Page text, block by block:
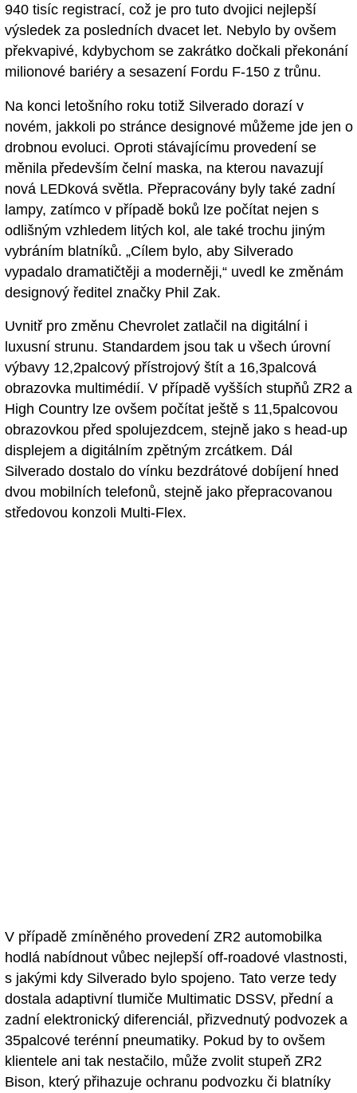
940 tisíc registrací, což je pro tuto dvojici nejlepší
výsledek za posledních dvacet let. Nebylo by ovšem
překvapivé, kdybychom se zakrátko dočkali překonání
milionové bariéry a sesazení Fordu F-150 z trůnu.
Na konci letošního roku totiž Silverado dorazí v
novém, jakkoli po stránce designové můžeme jde jen o
drobnou evoluci. Oproti stávajícímu provedení se
měnila především čelní maska, na kterou navazují
nová LEDková světla. Přepracovány byly také zadní
lampy, zatímco v případě boků lze počítat nejen s
odlišným vzhledem litých kol, ale také trochu jiným
vybráním blatníků. „Cílem bylo, aby Silverado
vypadalo dramatičtěji a moderněji,“ uvedl ke změnám
designový ředitel značky Phil Zak.
Uvnitř pro změnu Chevrolet zatlačil na digitální i
luxusní strunu. Standardem jsou tak u všech úrovní
výbavy 12,2palcový přístrojový štít a 16,3palcová
obrazovka multimédií. V případě vyšších stupňů ZR2 a
High Country lze ovšem počítat ještě s 11,5palcovou
obrazovkou před spolujezdcem, stejně jako s head-up
displejem a digitálním zpětným zrcátkem. Dál
Silverado dostalo do vínku bezdrátové dobíjení hned
dvou mobilních telefonů, stejně jako přepracovanou
středovou konzoli Multi-Flex.
V případě zmíněného provedení ZR2 automobilka
hodlá nabídnout vůbec nejlepší off-roadové vlastnosti,
s jakými kdy Silverado bylo spojeno. Tato verze tedy
dostala adaptivní tlumiče Multimatic DSSV, přední a
zadní elektronický diferenciál, přizvednutý podvozek a
35palcové terénní pneumatiky. Pokud by to ovšem
klientele ani tak nestačilo, může zvolit stupeň ZR2
Bison, který přihazuje ochranu podvozku či blatníky